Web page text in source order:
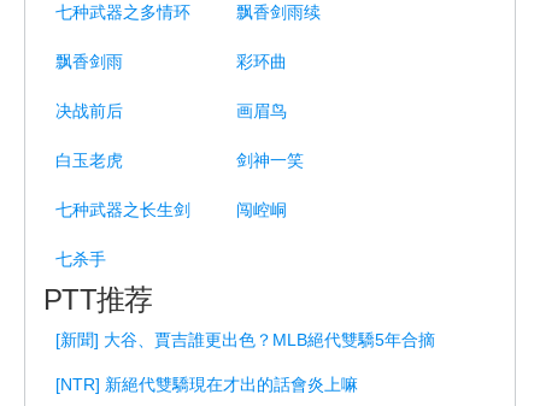
七种武器之多情环 飘香剑雨续
飘香剑雨 彩环曲
决战前后 画眉鸟
白玉老虎 剑神一笑
七种武器之长生剑 闯崆峒
七杀手
PTT推荐
[新聞] 大谷、賈吉誰更出色？MLB絕代雙驕5年合摘
[NTR] 新絕代雙驕現在才出的話會炎上嘛